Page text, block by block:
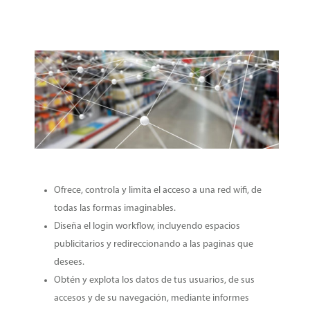
Ofrece, controla y limita el acceso a una red wifi, de
todas las formas imaginables.
Diseña el login workflow, incluyendo espacios
publicitarios y redireccionando a las paginas que
desees.
Obtén y explota los datos de tus usuarios, de sus
accesos y de su navegación, mediante informes